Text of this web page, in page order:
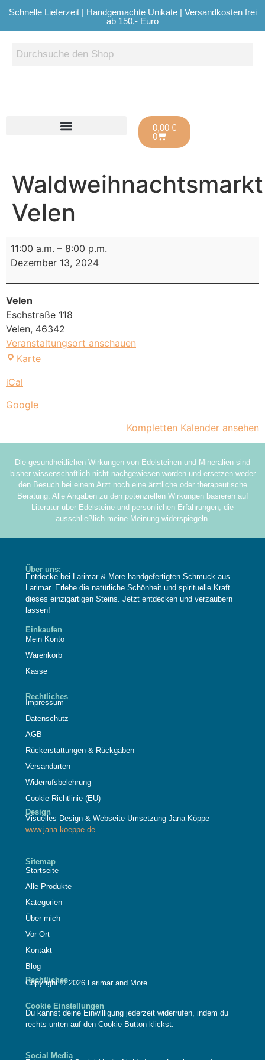
Schnelle Lieferzeit | Handgemachte Unikate | Versandkosten frei
ab 150,- Euro
0,00 €
0
Waldweihnachtsmarkt
Velen
11:00 a.m. – 8:00 p.m.
Dezember 13, 2024
Velen
Eschstraße 118
Velen, 46342
Veranstaltungsort anschauen
Karte
iCal
Google
Kompletten Kalender ansehen
Die gesundheitlichen Wirkungen von Edelsteinen und Mineralien sind
bisher wissenschaftlich nicht nachgewiesen worden und ersetzen weder
den Besuch bei einem Arzt noch eine ärztliche oder therapeutische
Beratung. Alle Angaben zu den potenziellen Wirkungen basieren auf
Literatur über Edelsteine und persönlichen Erfahrungen, die
ausschließlich meine Meinung widerspiegeln.
Über uns:
Entdecke bei Larimar & More handgefertigten Schmuck aus
Larimar. Erlebe die natürliche Schönheit und spirituelle Kraft
dieses einzigartigen Steins. Jetzt entdecken und verzaubern
lassen!
Einkaufen
Mein Konto
Warenkorb
Kasse
Rechtliches
Impressum
Datenschutz
AGB
Rückerstattungen & Rückgaben
Versandarten
Widerrufsbelehrung
Cookie-Richtlinie (EU)
Design
Visuelles Design & Webseite Umsetzung Jana Köppe
www.jana-koeppe.de
Sitemap
Startseite
Alle Produkte
Kategorien
Über mich
Vor Ort
Kontakt
Blog
Rechtliches
Copyright © 2026 Larimar and More
Cookie Einstellungen
Du kannst deine Einwilligung jederzeit widerrufen, indem du
rechts unten auf den Cookie Button klickst.
Social Media